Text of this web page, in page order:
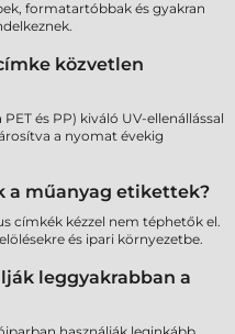
formatartóbbak és gyakran
közvetlen
és PP) kiváló UV-ellenállással
a nyomat évekig
a műanyag etikettek?
címkék kézzel nem téphetők el.
és ipari környezetbe.
leggyakrabban a